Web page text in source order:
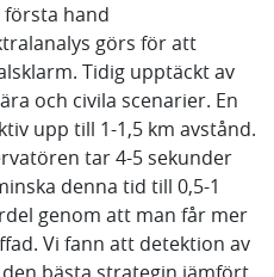
hand
görs för att
Tidig upptäckt av
och civila scenarier. En
upp till 1-1,5 km avstånd.
tar 4-5 sekunder
denna tid till 0,5-1
genom att man får mer
Vi fann att detektion av